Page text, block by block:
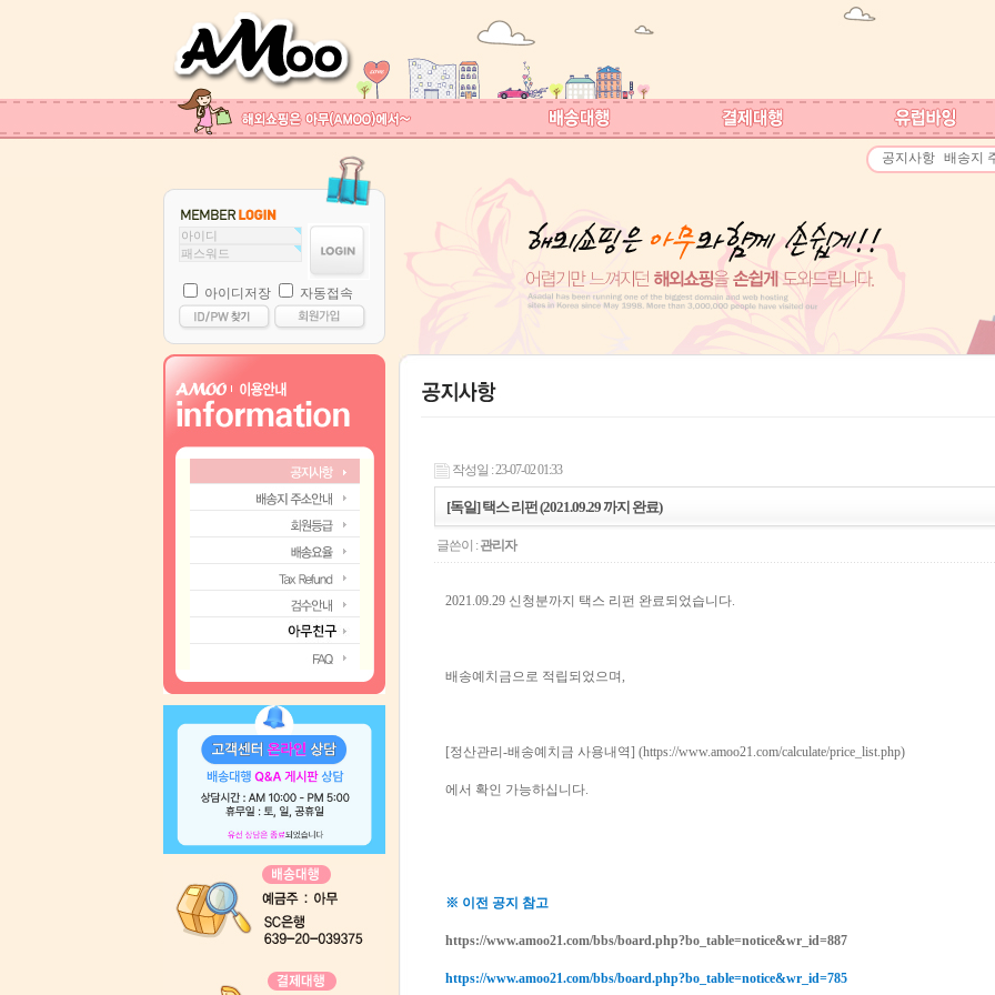
공지사항 배송지
아이디저장 자동접속
작성일 : 23-07-02 01:33
[독일] 택스 리펀 (2021.09.29 까지 완료)
글쓴이 : 관리자
2021.09.29 신청분까지 택스 리펀 완료되었습니다.
배송예치금으로 적립되었으며,
[정산관리-배송예치금 사용내역] (https://www.amoo21.com/calculate/price_list.php)
에서 확인 가능하십니다.
※ 이전 공지 참고
https://www.amoo21.com/bbs/board.php?bo_table=notice&wr_id=887
https://www.amoo21.com/bbs/board.php?bo_table=notice&wr_id=785